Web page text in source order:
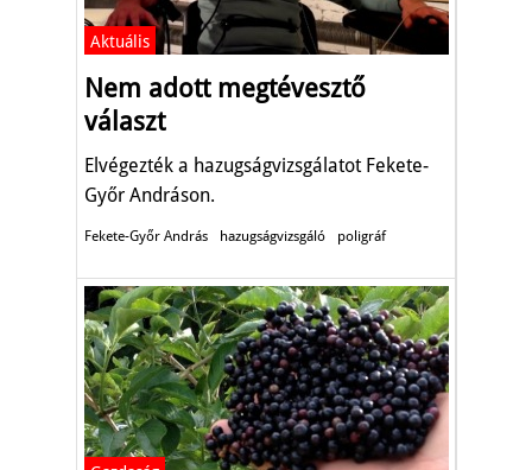
Aktuális
Nem adott megtévesztő
választ
Elvégezték a hazugságvizsgálatot Fekete-
Győr Andráson.
Fekete-Győr András hazugságvizsgáló poligráf